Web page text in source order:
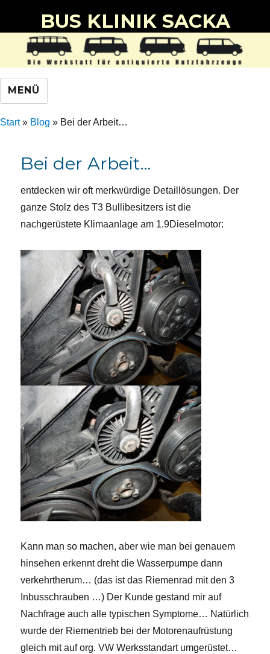
BUS KLINIK SACKA
MENÜ
Start» Blog » Bei der Arbeit…
Bei der Arbeit…
entdecken wir oft merkwürdige Detaillösungen. Der
ganze Stolz des T3 Bullibesitzers ist die
nachgerüstete Klimaanlage am 1.9Dieselmotor:
Kann man so machen, aber wie man bei genauem
hinsehen erkennt dreht die Wasserpumpe dann
verkehrtherum… (das ist das Riemenrad mit den 3
Inbusschrauben …) Der Kunde gestand mir auf
Nachfrage auch alle typischen Symptome… Natürlich
wurde der Riementrieb bei der Motorenaufrüstung
gleich mit auf org. VW Werksstandart umgerüstet…